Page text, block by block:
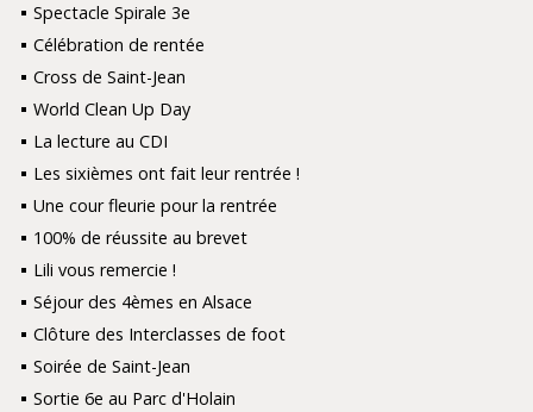
Spectacle Spirale 3e
Célébration de rentée
Cross de Saint-Jean
World Clean Up Day
La lecture au CDI
Les sixièmes ont fait leur rentrée !
Une cour fleurie pour la rentrée
100% de réussite au brevet
Lili vous remercie !
Séjour des 4èmes en Alsace
Clôture des Interclasses de foot
Soirée de Saint-Jean
Sortie 6e au Parc d'Holain